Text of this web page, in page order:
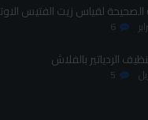
الصحيحة لقياس زيت الفتيس
6
الردياتير بالفلاش
5